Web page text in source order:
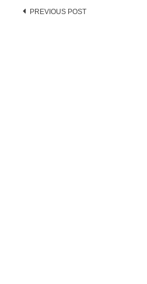
Post
PREVIOUS POST